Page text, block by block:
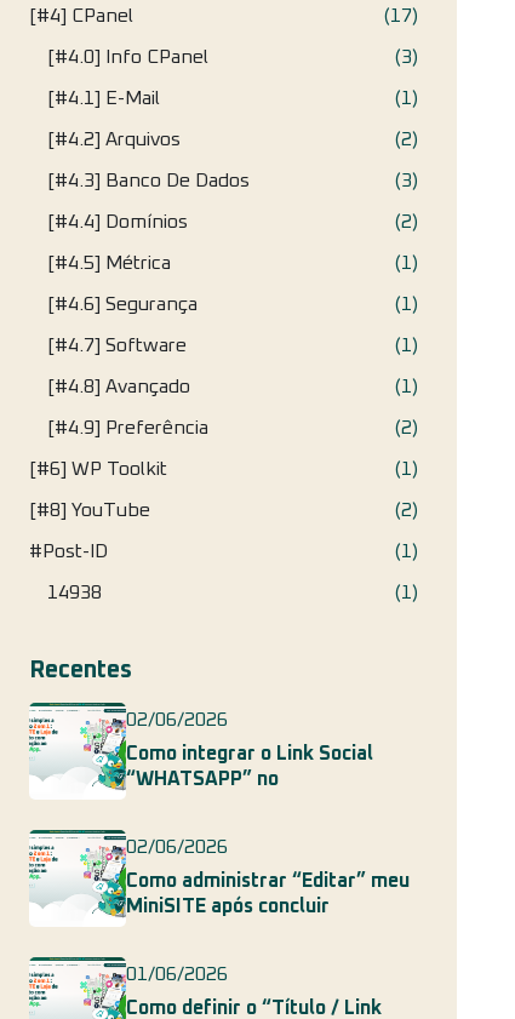
[#4] CPanel (17)
[#4.0] Info CPanel (3)
[#4.1] E-Mail (1)
[#4.2] Arquivos (2)
[#4.3] Banco De Dados (3)
[#4.4] Domínios (2)
[#4.5] Métrica (1)
[#4.6] Segurança (1)
[#4.7] Software (1)
[#4.8] Avançado (1)
[#4.9] Preferência (2)
[#6] WP Toolkit (1)
[#8] YouTube (2)
#Post-ID (1)
14938 (1)
Recentes
02/06/2026
Como integrar o Link Social
“WHATSAPP” no
02/06/2026
Como administrar “Editar” meu
MiniSITE após concluir
01/06/2026
Como definir o “Título / Link